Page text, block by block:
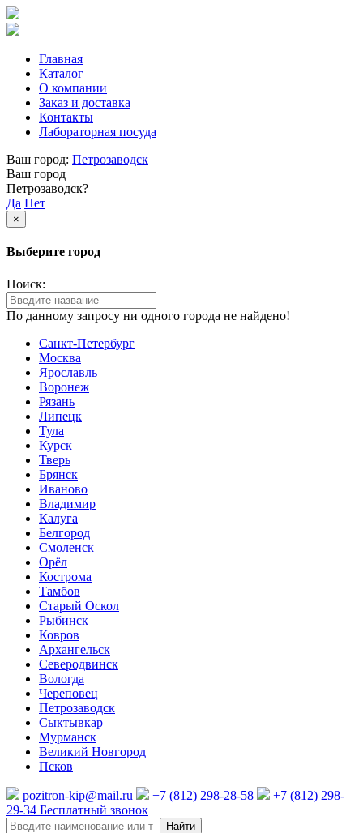
Главная
Каталог
О компании
Заказ и доставка
Контакты
Лабораторная посуда
Ваш город: Петрозаводск
Ваш город
Петрозаводск?
Да Нет
×
Выберите город
Поиск:
По данному запросу ни одного города не найдено!
Санкт-Петербург
Москва
Ярославль
Воронеж
Рязань
Липецк
Тула
Курск
Тверь
Брянск
Иваново
Владимир
Калуга
Белгород
Смоленск
Орёл
Кострома
Тамбов
Старый Оскол
Рыбинск
Ковров
Архангельск
Северодвинск
Вологда
Череповец
Петрозаводск
Сыктывкар
Мурманск
Великий Новгород
Псков
pozitron-kip@mail.ru +7 (812) 298-28-58
+7 (812) 298-
29-34 Бесплатный звонок
Найти